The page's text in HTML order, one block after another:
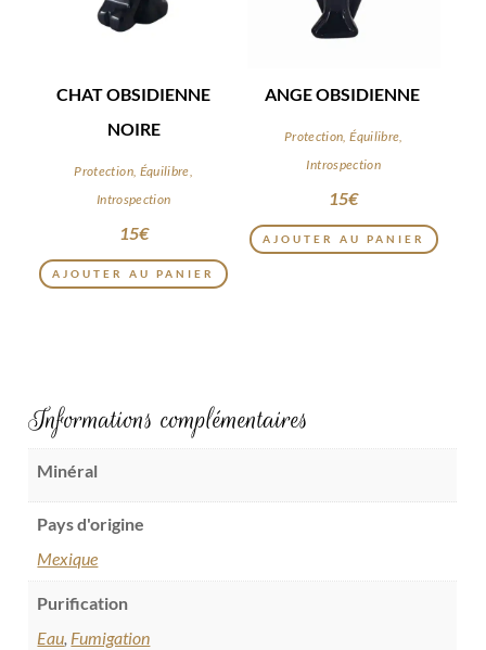
CHAT OBSIDIENNE
NOIRE
Protection, Équilibre,
Introspection
15€
AJOUTER AU PANIER
ANGE OBSIDIENNE
Protection, Équilibre,
Introspection
15€
AJOUTER AU PANIER
Informations complémentaires
Minéral
Pays d'origine
Mexique
Purification
Eau, Fumigation